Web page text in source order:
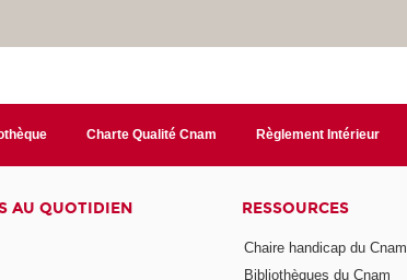
Charte Qualité Cnam Règlement Intérieur
AU QUOTIDIEN RESSOURCES
Chaire handicap du Cnam
Bibliothèques du Cnam